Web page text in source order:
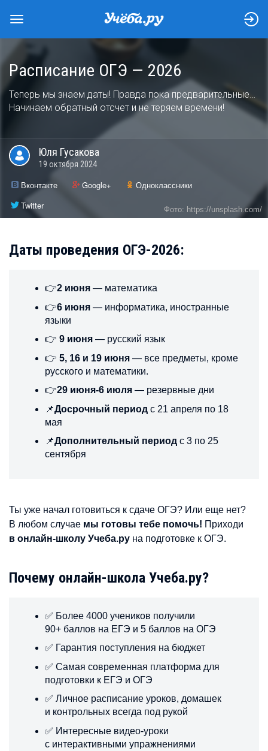
Расписание ОГЭ — 2026
Теперь мы знаем даты! Правда пока предварительные…
Начинаем обратный отсчет и не теряем времени!
Юля Гусакова
19 октября 2024
Вконтакте Google+
Одноклассники
Twitter
Фото: https://unsplash.com/
Даты проведения ОГЭ-2026:
👉2 июня — математика
👉6 июня — информатика, иностранные
языки
👉 9 июня — русский язык
👉 5, 16 и 19 июня — все предметы, кроме
русского и математики.
👉29 июня-6 июля — резервные дни
📌Досрочный период с 21 апреля по 18
мая
📌Дополнительный период с 3 по 25
сентября
Ты уже начал готовиться к сдаче ОГЭ? Или еще нет?
В любом случае мы готовы тебе помочь! Приходи
в онлайн-школу Учеба.ру на подготовкe к ОГЭ.
Почему онлайн-школа Учеба.ру?
✅ Более 4000 учеников получили
90+ баллов на ЕГЭ и 5 баллов на ОГЭ
✅ Гарантия поступления на бюджет
✅ Самая современная платформа для
подготовки к ЕГЭ и ОГЭ
✅ Личное расписание уроков, домашек
и контрольных всегда под рукой
✅ Интересные видео-уроки
с интерактивными упражнениями